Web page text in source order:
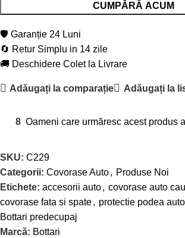
CUMPĂRĂ ACUM
🛡️ Garanție 24 Luni
🔄 Retur Simplu in 14 zile
🚚 Deschidere Colet la Livrare
Adăugați la comparație Adăugați la
8 Oameni care urmăresc acest produs
SKU: C229
Categorii: Covorase Auto, Produse Noi
Etichete: accesorii auto, covorase auto
covorase fata si spate, protectie podea auto
Bottari predecupaj
Marcă: Bottari